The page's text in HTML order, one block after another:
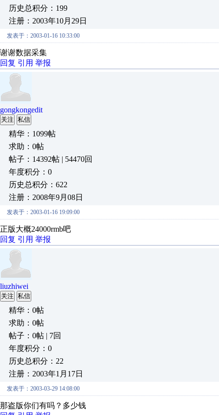
历史总积分：199
注册：2003年10月29日
发表于：2003-01-16 10:33:00
谢谢数据采集
回复 引用 举报
gongkongedit
关注 私信
精华：1099帖
求助：0帖
帖子：14392帖 | 54470回
年度积分：0
历史总积分：622
注册：2008年9月08日
发表于：2003-01-16 19:09:00
正版大概24000rmb吧
回复 引用 举报
liuzhiwei
关注 私信
精华：0帖
求助：0帖
帖子：0帖 | 7回
年度积分：0
历史总积分：22
注册：2003年1月17日
发表于：2003-03-29 14:08:00
那盗版你们有吗？多少钱